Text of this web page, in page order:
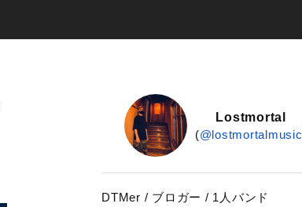
Lostmortal
(@lostmortalmusic
DTMer / ブロガー / 1人バンド